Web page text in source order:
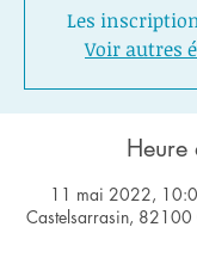
Les
Voir autres
Heure
11 mai 2022,
Castelsarrasin, 82100